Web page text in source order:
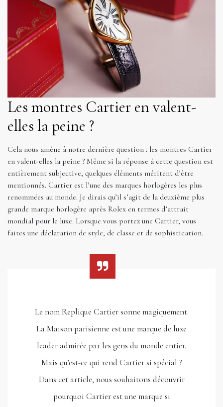
Les montres Cartier en valent-
elles la peine ?
Cela nous amène à notre dernière question : les montres Cartier
en valent-elles la peine ? Même si la réponse à cette question est
entièrement subjective, quelques éléments méritent d’être
mentionnés. Cartier est l’une des marques horlogères les plus
renommées au monde. Je dirais qu’il s’agit de la deuxième plus
grande marque horlogère après Rolex en termes d’attrait
mondial pour le luxe. Lorsque vous portez une Cartier, vous
faites une déclaration de style, de classe et de sophistication.
Le nom Replique Cartier sonne magiquement.
La Maison parisienne est une marque de luxe
leader admirée par les gens du monde entier.
Mais qu’est-ce qui rend Cartier si spécial ?
Dans cet article, nous souhaitons découvrir
pourquoi Cartier est une marque si